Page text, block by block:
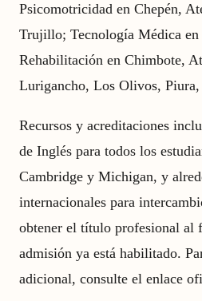
Psicomotricidad en Chepén,
Trujillo; Tecnología Médica en
Rehabilitación en Chimbote,
Lurigancho, Los Olivos,
Recursos y acreditaciones
de Inglés para todos los
Cambridge y Michigan, y
internacionales para
obtener el título profesional al
admisión ya está habilitado.
adicional, consulte el enlace